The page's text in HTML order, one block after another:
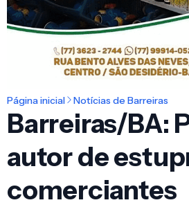
Página inicial Notícias de Barreiras
Barreiras/BA:
autor de
comerciantes